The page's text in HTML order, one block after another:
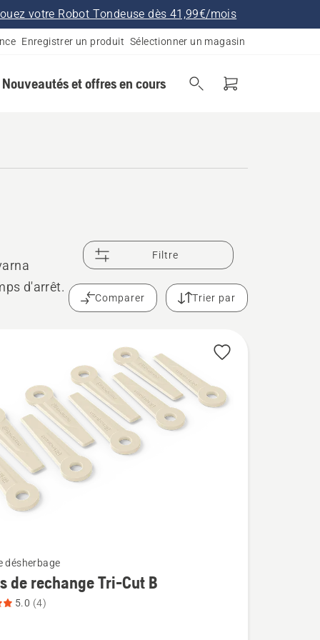
votre Robot Tondeuse dès 41,99€/mois
Enregistrer un produit Sélectionner un magasin
Nouveautés et offres en cours
d'arrêt.
Filtre
Comparer Trier par
désherbage
de rechange Tri-Cut B
5.0 (4)